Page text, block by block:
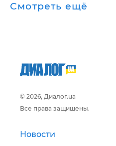
Смотреть ещё
© 2026, Диалог.ua
Все права защищены.
Новости